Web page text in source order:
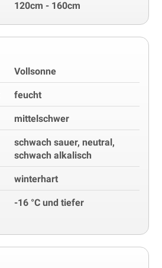
120cm - 160cm
Vollsonne
feucht
mittelschwer
schwach sauer, neutral,
schwach alkalisch
winterhart
-16 °C und tiefer